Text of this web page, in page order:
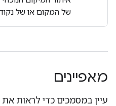
של המקום או של
מאפיינים
עיין במסמכים כדי לראות